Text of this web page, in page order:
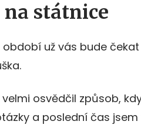
státnice
období už vás bude
osvědčil způsob,
a poslední čas